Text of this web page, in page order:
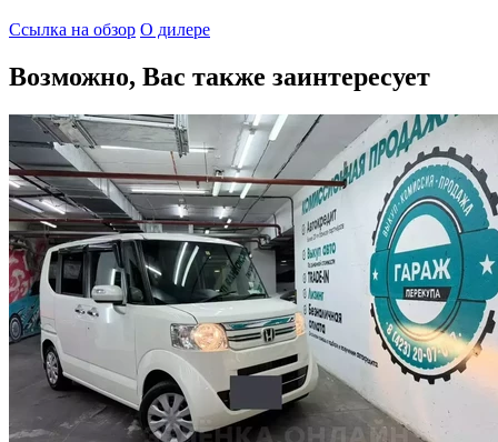
Ссылка на обзор О дилере
Возможно, Вас также заинтересует